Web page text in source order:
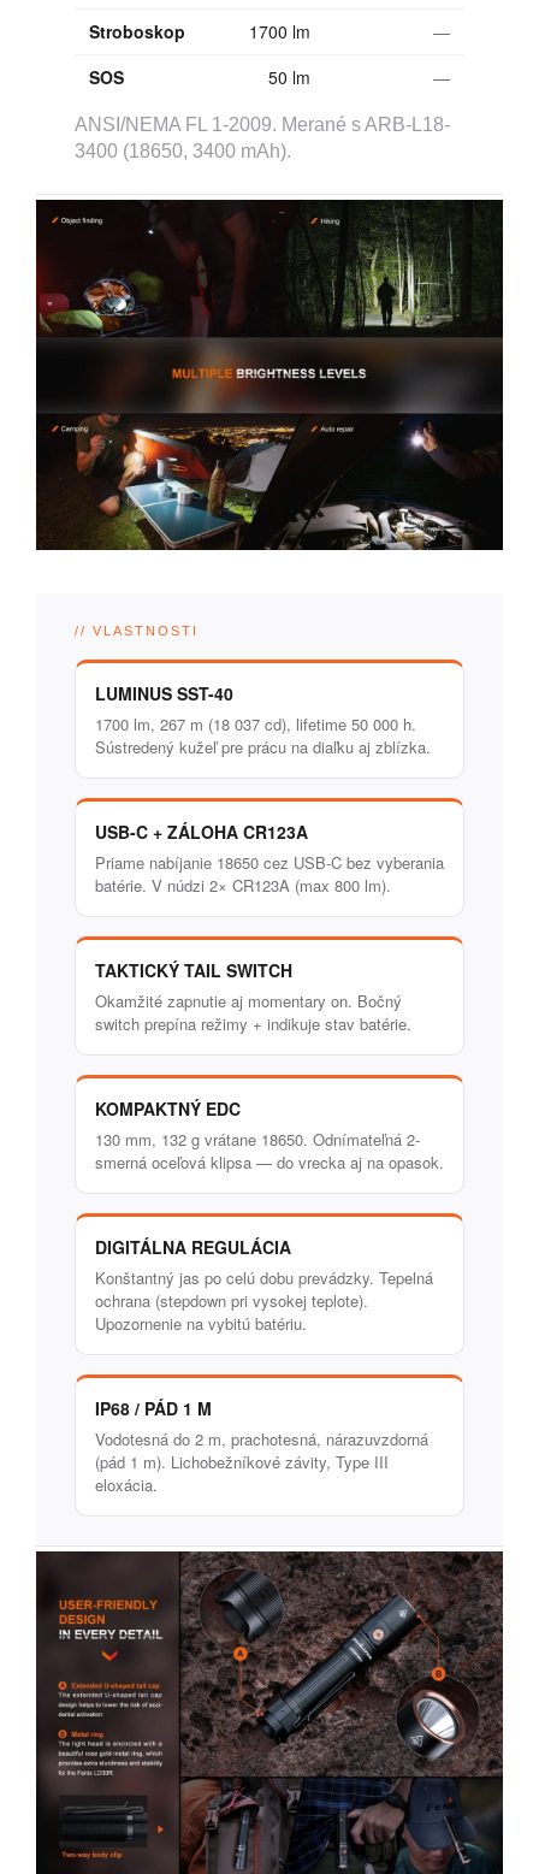
Stroboskop
1700 lm
—
SOS
50 lm —
ANSI/NEMA FL 1-2009. Merané s ARB-L18-
3400 (18650, 3400 mAh).
// VLASTNOSTI
LUMINUS SST-40
1700 lm, 267 m (18 037 cd), lifetime 50 000 h.
Sústredený kužeľ pre prácu na diaľku aj zblízka.
USB-C + ZÁLOHA CR123A
Priame nabíjanie 18650 cez USB-C bez vyberania
batérie. V núdzi 2× CR123A (max 800 lm).
TAKTICKÝ TAIL SWITCH
Okamžité zapnutie aj momentary on. Bočný
switch prepína režimy + indikuje stav batérie.
KOMPAKTNÝ EDC
130 mm, 132 g vrátane 18650. Odnímateľná 2-
smerná oceľová klipsa — do vrecka aj na opasok.
DIGITÁLNA REGULÁCIA
Konštantný jas po celú dobu prevádzky. Tepelná
ochrana (stepdown pri vysokej teplote).
Upozornenie na vybitú batériu.
IP68 / PÁD 1 M
Vodotesná do 2 m, prachotesná, nárazuvzdorná
(pád 1 m). Lichobežníkové závity, Type III
eloxácia.